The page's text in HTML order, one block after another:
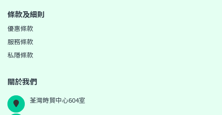
條款及細則
優惠條款
服務條款
私隱條款
關於我們
荃灣時貿中心604室